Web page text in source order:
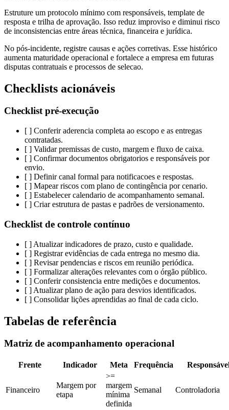
Estruture um protocolo mínimo com responsáveis, template de
resposta e trilha de aprovação. Isso reduz improviso e diminui risco
de inconsistencias entre áreas técnica, financeira e jurídica.
No pós-incidente, registre causas e ações corretivas. Esse histórico
aumenta maturidade operacional e fortalece a empresa em futuras
disputas contratuais e processos de selecao.
Checklists acionáveis
Checklist pré-execução
[ ] Conferir aderencia completa ao escopo e as entregas
contratadas.
[ ] Validar premissas de custo, margem e fluxo de caixa.
[ ] Confirmar documentos obrigatorios e responsáveis por
envio.
[ ] Definir canal formal para notificacoes e respostas.
[ ] Mapear riscos com plano de contingência por cenario.
[ ] Estabelecer calendario de acompanhamento semanal.
[ ] Criar estrutura de pastas e padrões de versionamento.
Checklist de controle contínuo
[ ] Atualizar indicadores de prazo, custo e qualidade.
[ ] Registrar evidências de cada entrega no mesmo dia.
[ ] Revisar pendencias e riscos em reunião periódica.
[ ] Formalizar alterações relevantes com o órgão público.
[ ] Conferir consistencia entre medições e documentos.
[ ] Atualizar plano de ação para desvios identificados.
[ ] Consolidar lições aprendidas ao final de cada ciclo.
Tabelas de referência
Matriz de acompanhamento operacional
Frente Indicador Meta Frequência
Financeiro
Margem por
etapa
>=
margem
mínima
definida
Semanal Controladoria